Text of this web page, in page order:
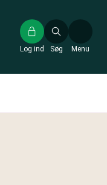
Søg
Log ind Menu